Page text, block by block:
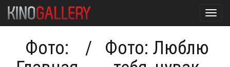
Фото:
/
Фото: Люблю